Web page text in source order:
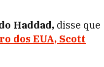
Haddad, disse que
dos EUA, Scott